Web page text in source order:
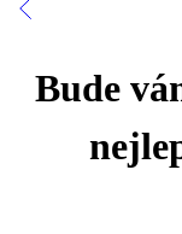
Bude